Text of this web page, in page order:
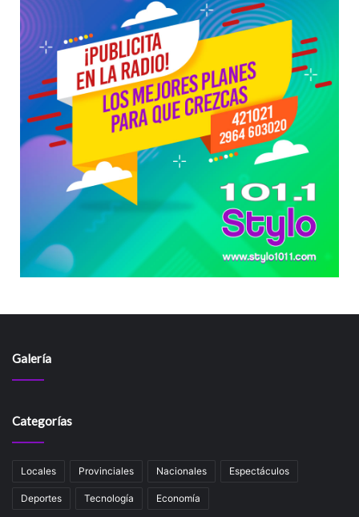
Galería
Categorías
Locales Provinciales Nacionales Espectáculos
Deportes Tecnología Economía